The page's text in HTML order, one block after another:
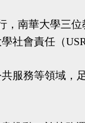
，南華大學三
社會責任（
務等領域，